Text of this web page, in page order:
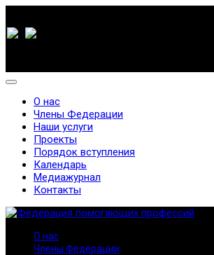
О нас
Члены Федерации
Наши услуги
Проекты
Порядок вступления
Календарь
Медиажурнал
Контакты
О нас
Члены Федерации